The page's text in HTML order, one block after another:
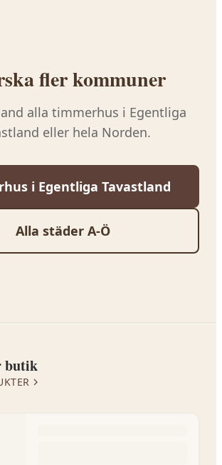
fler kommuner
alla timmerhus i Egentliga
eller hela Norden.
i Egentliga Tavastland
Alla städer A-Ö
butik